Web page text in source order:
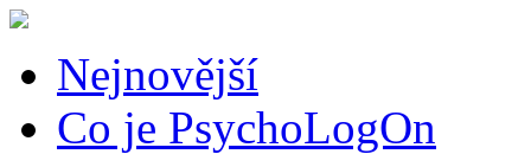
Nejnovější
Co je PsychoLogOn